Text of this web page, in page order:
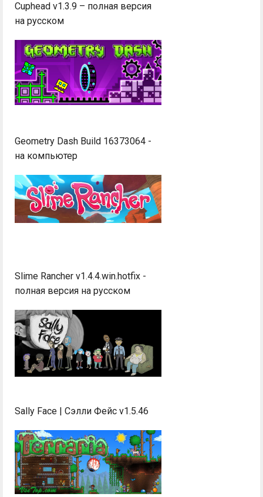
Cuphead v1.3.9 – полная версия
на русском
Geometry Dash Build 16373064 -
на компьютер
Slime Rancher v1.4.4.win.hotfix -
полная версия на русском
Sally Face | Сэлли Фейс v1.5.46